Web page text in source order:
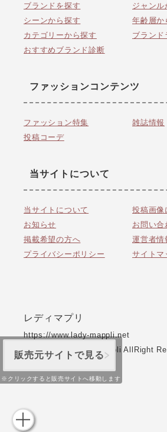
販売元サイトで見る
※クリックすると販売サイトへ移動します
ブランドを探す
ジャンル
シーンから探す
年齢層か
カテゴリーから探す
ブランド
おすすめブランド診断
ファッションコンテンツ
ファッション特集
雑誌情報
投稿コーデ
当サイトについて
当サイトについて
投稿画像
お知らせ
お問い合
掲載希望の方へ
運営者情
プライバシーポリシー
サイトマ
レディマプリ
https://www.lady-mappli.net
CopyRight © Lady Mappli AllRight